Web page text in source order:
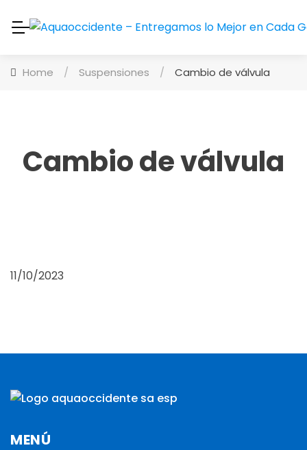
Home / Suspensiones / Cambio de válvula
Cambio de válvula
11/10/2023
MENÚ